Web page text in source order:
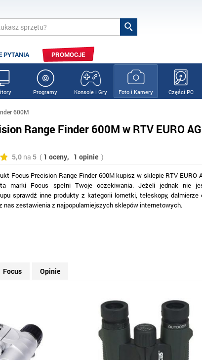
PYTANIA PROMOCJE
Programy Konsole i Gry Foto i Kamery Części PC
600M
Range Finder 600M w RTV EURO
5,0 na 5 ( 1 oceny, 1 opinie )
Focus Precision Range Finder 600M kupisz w sklepie RTV EURO
marki Focus spełni Twoje oczekiwania. Jeżeli jednak nie
sprawdź inne produkty z kategorii lornetki, teleskopy, dalmierze
nas zestawienia z najpopularniejszych sklepów internetowych.
Focus Opinie